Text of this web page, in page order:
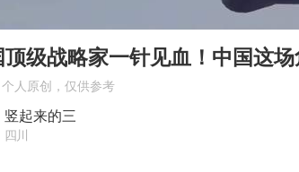
牛津大学一纸声明甩不了锅
西湖突现狂风暴雨 游客瞬
顶级战略家一针见血！中国这
人原创，仅供参考
竖起来的三
四川